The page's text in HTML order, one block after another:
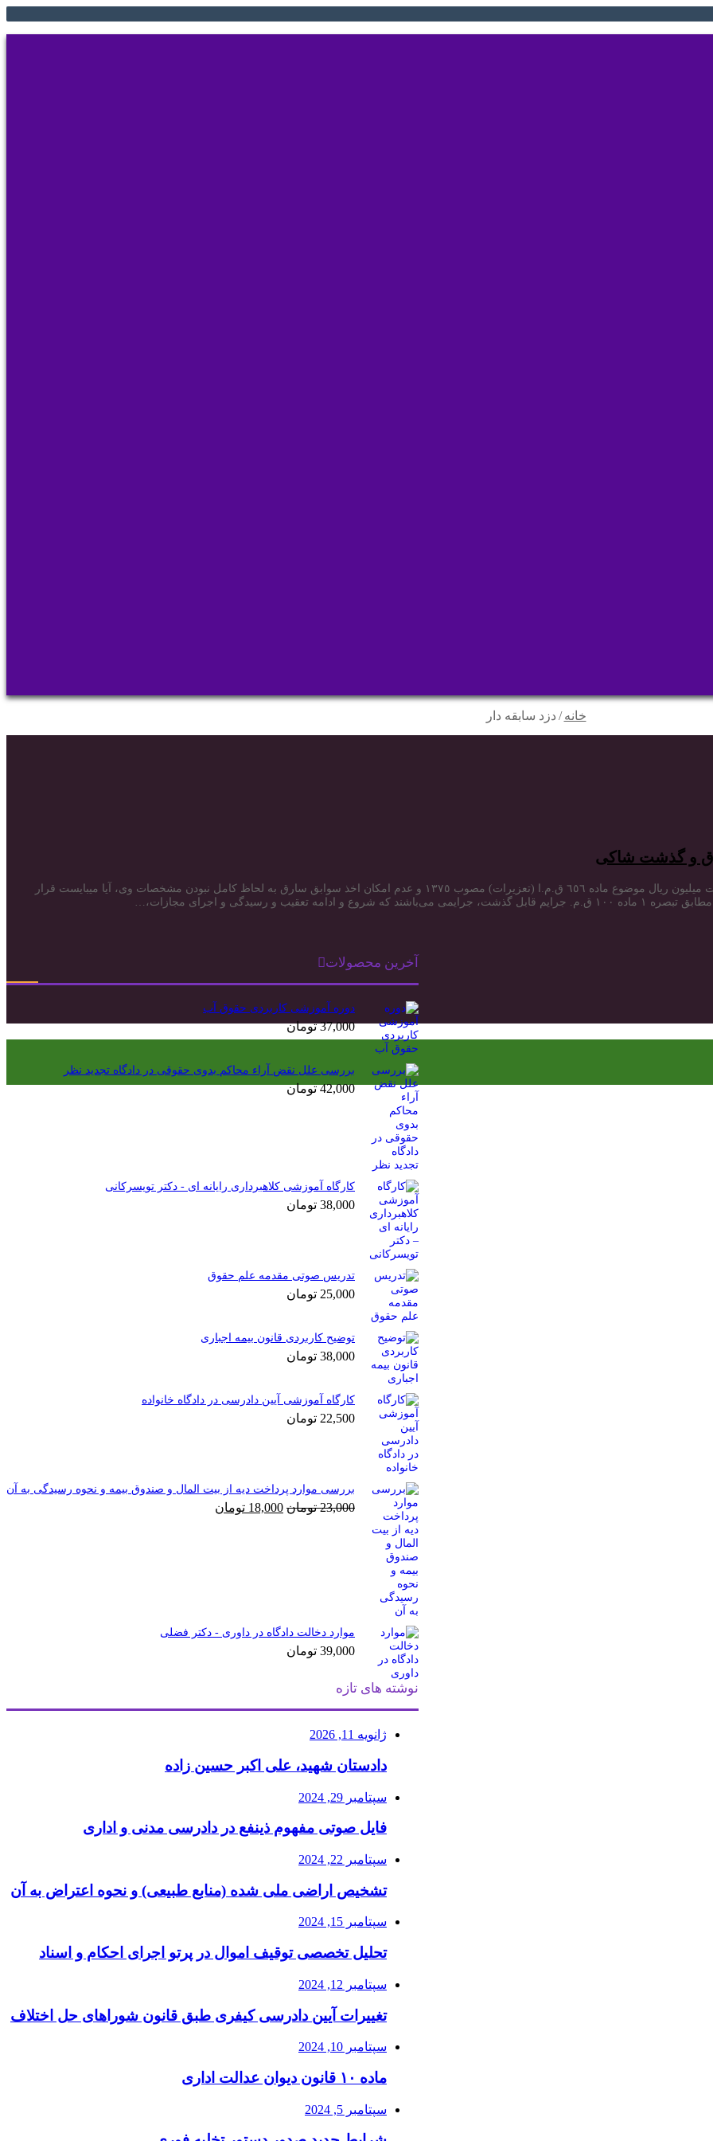
خانه / دزد سابقه دار
و گذشت شاکی
در صورت گذشت شاکی در جرم سرقت با ارزش ریالی کمتر از دویست میلیون ریال موضوع ماده ٦٥٦ ق.م.ا (تعزیرات) مصوب ١٣٧٥ و عدم امکان اخذ سوابق سارق به لحاظ کامل نبودن مشخصات وی، آیا میبایست قرار
و رسیدگی و اجرای مجازات،…
آخرین محصولات
دوره آموزشی کاربردی حقوق آب
37,000 تومان
بررسی علل نقض آراء محاکم بدوی حقوقی در دادگاه تجدید نظر
42,000 تومان
کارگاه آموزشی کلاهبرداری رایانه ای - دکتر تویسرکانی
38,000 تومان
تدریس صوتی مقدمه علم حقوق
25,000 تومان
توضیح کاربردی قانون بیمه اجباری
38,000 تومان
کارگاه آموزشی آیین دادرسی در دادگاه خانواده
22,500 تومان
بررسی موارد پرداخت دیه از بیت المال و صندوق بیمه و نحوه رسیدگی به آن
23,000 تومان قیمت
18,000 تومان
موارد دخالت دادگاه در داوری - دکتر فضلی
39,000 تومان
نوشته های تازه
ژانویه 11, 2026
دادستان شهید، علی اکبر حسین زاده
سپتامبر 29, 2024
فایل صوتی مفهوم ذینفع در دادرسی مدنی و اداری
سپتامبر 22, 2024
تشخیص اراضی ملی شده (منابع طبیعی) و نحوه اعتراض به آن
سپتامبر 15, 2024
تحلیل تخصصی توقیف اموال در پرتو اجرای احکام و اسناد
سپتامبر 12, 2024
تغییرات آیین دادرسی کیفری طبق قانون شوراهای حل اختلاف
سپتامبر 10, 2024
ماده ۱۰ قانون دیوان عدالت اداری
سپتامبر 5, 2024